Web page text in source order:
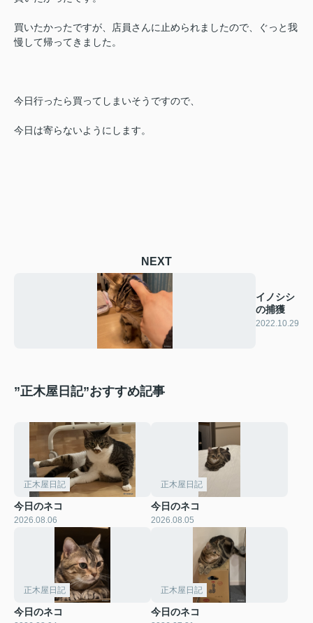
買いたかったですが、店員さんに止められましたので、ぐっと我
慢して帰ってきました。
今日行ったら買ってしまいそうですので、
今日は寄らないようにします。
NEXT
イノシシ
の捕獲
2022.10.29
”正木屋日記”おすすめ記事
正木屋日記
今日のネコ
2026.08.06
正木屋日記
今日のネコ
2026.08.05
正木屋日記
今日のネコ
正木屋日記
今日のネコ